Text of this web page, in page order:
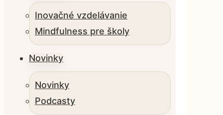
Inovačné vzdelávanie
Mindfulness pre školy
Novinky
Novinky
Podcasty